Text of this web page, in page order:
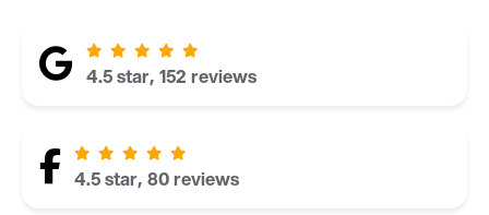
4.5 star, 152 reviews
4.5 star, 80 reviews